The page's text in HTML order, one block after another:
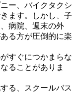
ー、バイクタクシ
ます。しかし、子
病院、週末の外
る方が圧倒的に楽
すぐにつかまらな
ることがありま
る、スクールバス